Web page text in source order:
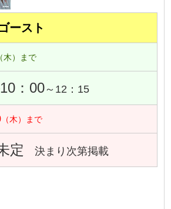
ースト
（木）まで
10：00～12：15
（木）まで
定 決まり次第掲載